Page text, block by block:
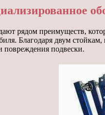
рядом преимуществ,
Благодаря двум
повреждения подвески.